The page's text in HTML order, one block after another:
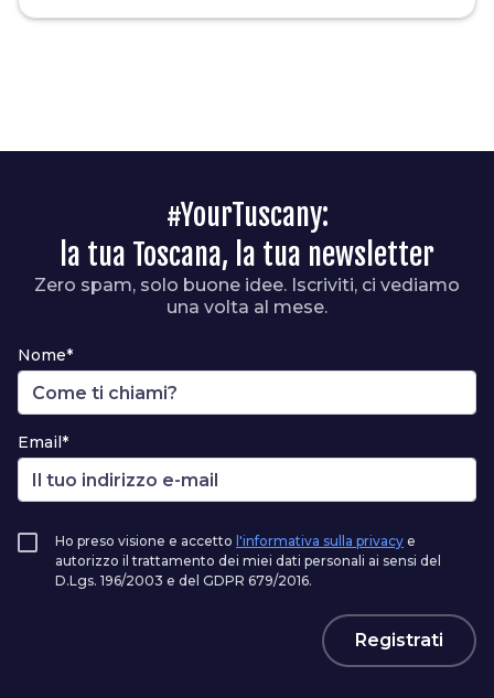
#YourTuscany:
la tua Toscana, la tua newsletter
Zero spam, solo buone idee. Iscriviti, ci vediamo
una volta al mese.
Nome*
Email*
Ho preso visione e accetto l'informativa sulla privacy e
autorizzo il trattamento dei miei dati personali ai sensi del
D.Lgs. 196/2003 e del GDPR 679/2016.
Registrati